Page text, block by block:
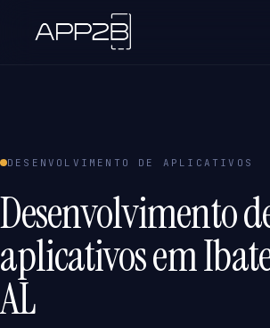
DESENVOLVIMENTO DE APLICATIVOS
Desenvolvimento
aplicativos em
AL